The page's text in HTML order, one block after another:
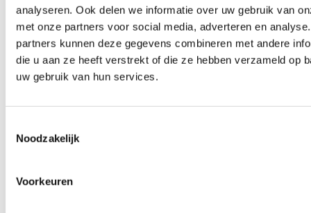
analyseren. Ook delen we informatie over uw gebruik van
met onze partners voor social media, adverteren en
partners kunnen deze gegevens combineren met andere
die u aan ze heeft verstrekt of die ze hebben verzameld op
uw gebruik van hun services.
Noodzakelijk
Voorkeuren
Boek Prins on the Road